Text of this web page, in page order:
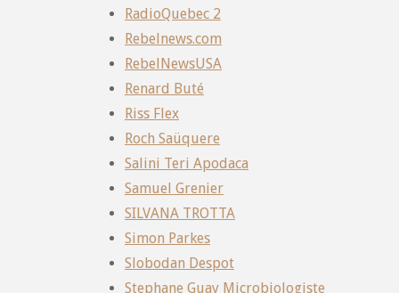
RadioQuebec 2
Rebelnews.com
RebelNewsUSA
Renard Buté
Riss Flex
Roch Saüquere
Salini Teri Apodaca
Samuel Grenier
SILVANA TROTTA
Simon Parkes
Slobodan Despot
Stephane Guay Microbiologiste